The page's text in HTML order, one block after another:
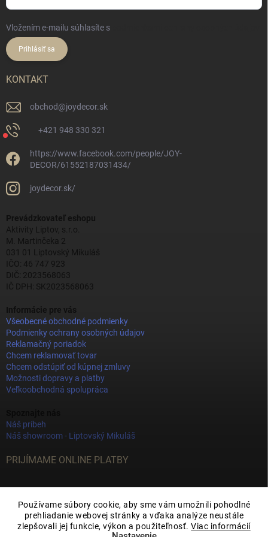
Používame súbory cookie, aby sme vám umožnili pohodlné
prehliadanie webovej stránky a vďaka analýze neustále
zlepšovali jej funkcie, výkon a použiteľnosť.Viac informácií
Vložením e-mailu súhlasíte s
Prihlásiť sa
KONTAKT
obchod@joydecor.sk
+421 948 330 321
https://www.facebook.com/people/JOY-
DECOR/61552187031434/
joydecor.sk/
Prevádzkovateľ eshopu
Aktivity Liptov, s.r.o.
M. Martinčeka 2
031 01 Liptovský Mikuláš
IČO: 46 747 923
DIČ: 2023568063
IČ DPH: SK2023568063
Informácie pre vás
Všeobecné obchodné podmienky
Podmienky ochrany osobných údajov
Reklamačný poriadok
Chcem reklamovať tovar
Chcem odstúpiť od kúpnej zmluvy
Možnosti dopravy a platby
Veľkoobchodná spolupráca
Náš príbeh
Náš showroom - Liptovský Mikuláš
PRIJÍMAME ONLINE PLATBY